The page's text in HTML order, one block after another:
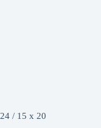
/ 15 x 20